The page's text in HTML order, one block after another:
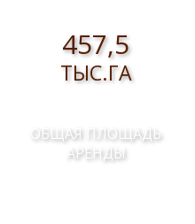
457,5
ТЫС.ГА
ОБЩАЯ ПЛОЩАДЬ
АРЕНДЫ